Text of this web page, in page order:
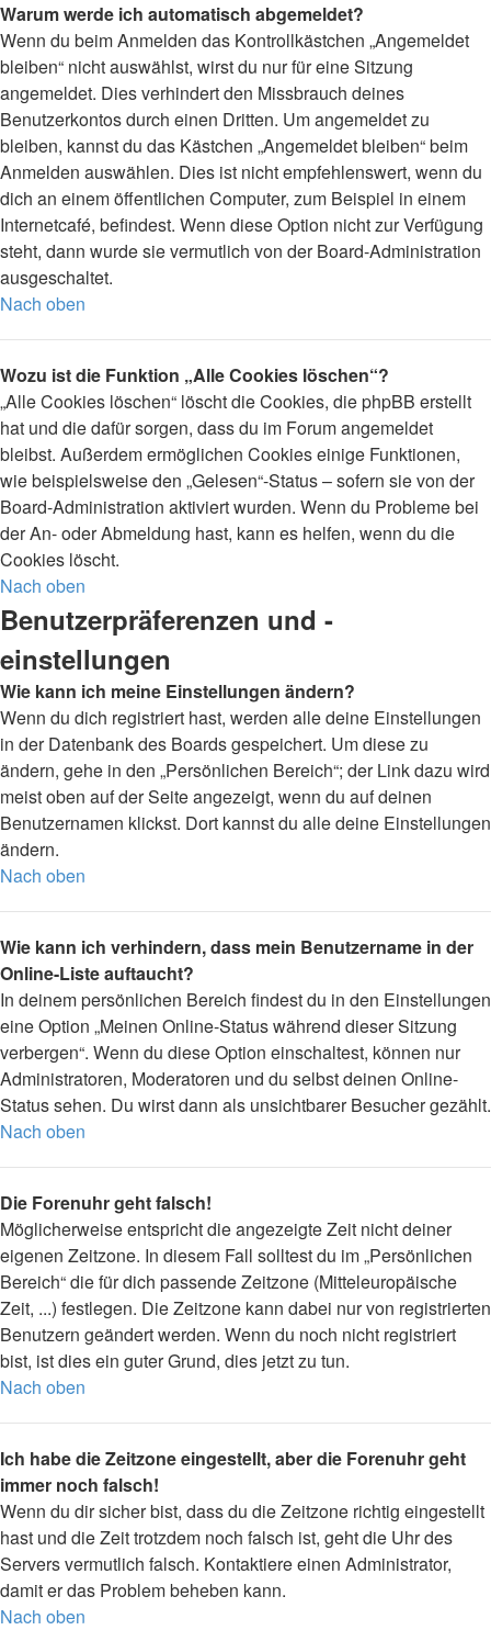
Warum werde ich automatisch abgemeldet?
Wenn du beim Anmelden das Kontrollkästchen „Angemeldet
bleiben“ nicht auswählst, wirst du nur für eine Sitzung
angemeldet. Dies verhindert den Missbrauch deines
Benutzerkontos durch einen Dritten. Um angemeldet zu
bleiben, kannst du das Kästchen „Angemeldet bleiben“ beim
Anmelden auswählen. Dies ist nicht empfehlenswert, wenn du
dich an einem öffentlichen Computer, zum Beispiel in einem
Internetcafé, befindest. Wenn diese Option nicht zur Verfügung
steht, dann wurde sie vermutlich von der Board-Administration
ausgeschaltet.
Nach oben
Wozu ist die Funktion „Alle Cookies löschen“?
„Alle Cookies löschen“ löscht die Cookies, die phpBB erstellt
hat und die dafür sorgen, dass du im Forum angemeldet
bleibst. Außerdem ermöglichen Cookies einige Funktionen,
wie beispielsweise den „Gelesen“-Status – sofern sie von der
Board-Administration aktiviert wurden. Wenn du Probleme bei
der An- oder Abmeldung hast, kann es helfen, wenn du die
Cookies löscht.
Nach oben
Benutzerpräferenzen und -
einstellungen
Wie kann ich meine Einstellungen ändern?
Wenn du dich registriert hast, werden alle deine Einstellungen
in der Datenbank des Boards gespeichert. Um diese zu
ändern, gehe in den „Persönlichen Bereich“; der Link dazu wird
meist oben auf der Seite angezeigt, wenn du auf deinen
Benutzernamen klickst. Dort kannst du alle deine Einstellungen
ändern.
Nach oben
Wie kann ich verhindern, dass mein Benutzername in der
Online-Liste auftaucht?
In deinem persönlichen Bereich findest du in den Einstellungen
eine Option „Meinen Online-Status während dieser Sitzung
verbergen“. Wenn du diese Option einschaltest, können nur
Administratoren, Moderatoren und du selbst deinen Online-
Status sehen. Du wirst dann als unsichtbarer Besucher gezählt.
Nach oben
Die Forenuhr geht falsch!
Möglicherweise entspricht die angezeigte Zeit nicht deiner
eigenen Zeitzone. In diesem Fall solltest du im „Persönlichen
Bereich“ die für dich passende Zeitzone (Mitteleuropäische
Zeit, ...) festlegen. Die Zeitzone kann dabei nur von registrierten
Benutzern geändert werden. Wenn du noch nicht registriert
bist, ist dies ein guter Grund, dies jetzt zu tun.
Nach oben
Ich habe die Zeitzone eingestellt, aber die Forenuhr geht
immer noch falsch!
Wenn du dir sicher bist, dass du die Zeitzone richtig eingestellt
hast und die Zeit trotzdem noch falsch ist, geht die Uhr des
Servers vermutlich falsch. Kontaktiere einen Administrator,
damit er das Problem beheben kann.
Nach oben